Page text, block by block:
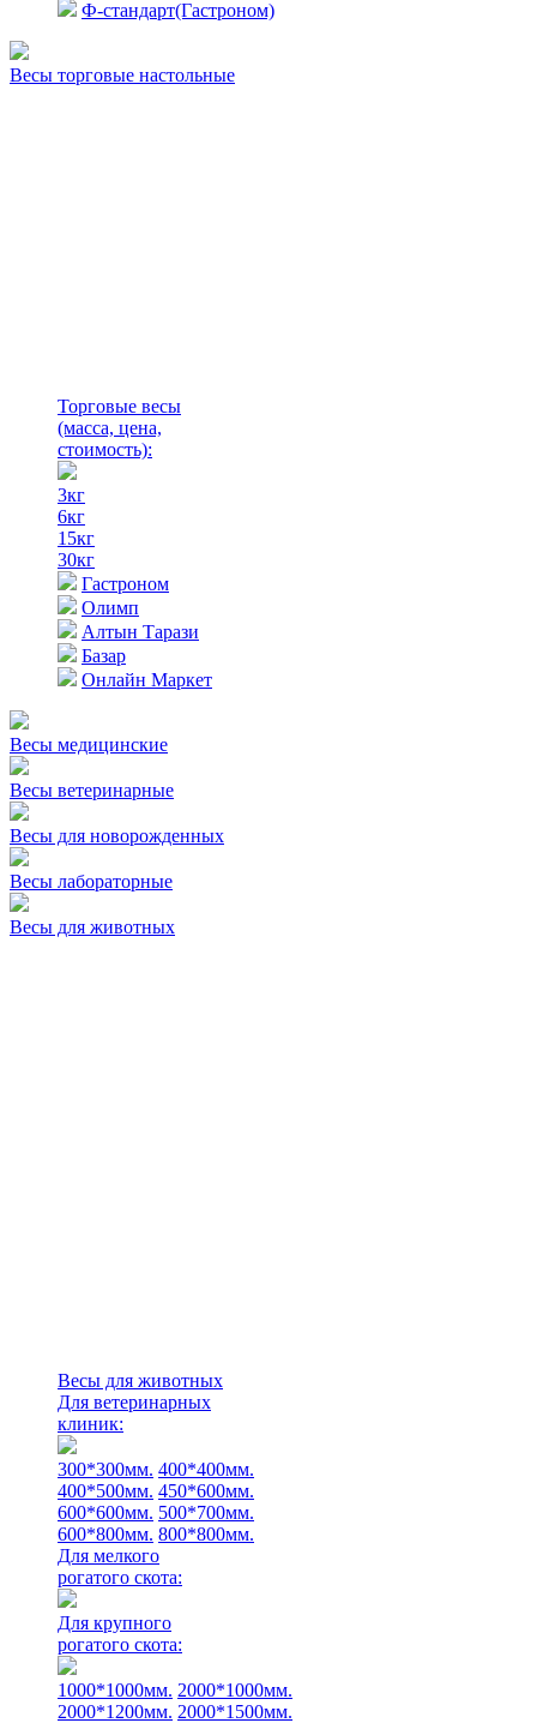
Ф-стандарт(Гастроном)
Весы торговые настольные
Торговые весы
(масса, цена,
стоимость):
3кг
6кг
15кг
30кг
Гастроном
Олимп
Алтын Тарази
Базар
Онлайн Маркет
Весы медицинские
Весы ветеринарные
Весы для новорожденных
Весы лабораторные
Весы для животных
Весы для животных
Для ветеринарных
клиник:
300*300мм. 400*400мм.
400*500мм. 450*600мм.
600*600мм. 500*700мм.
600*800мм. 800*800мм.
Для мелкого
рогатого скота:
Для крупного
рогатого скота:
1000*1000мм. 2000*1000мм.
2000*1200мм. 2000*1500мм.